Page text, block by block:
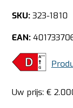
SKU: 323-1810
EAN:
Uw prijs: €